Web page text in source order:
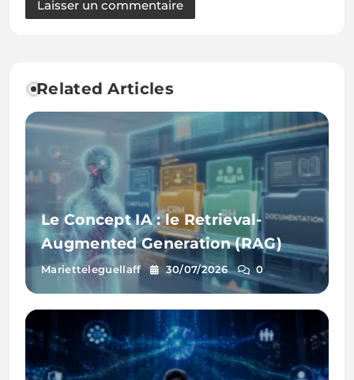
Related Articles
Le Concept IA : le Retrieval-
Augmented Generation (RAG)
Marietteleguellaff 30/07/2026 0